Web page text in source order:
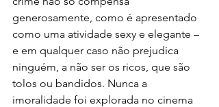
generosamente, como é apresentado
como uma atividade sexy e elegante –
e em qualquer caso não prejudica
ninguém, a não ser os ricos, que são
tolos ou bandidos. Nunca a
imoralidade foi explorada no cinema